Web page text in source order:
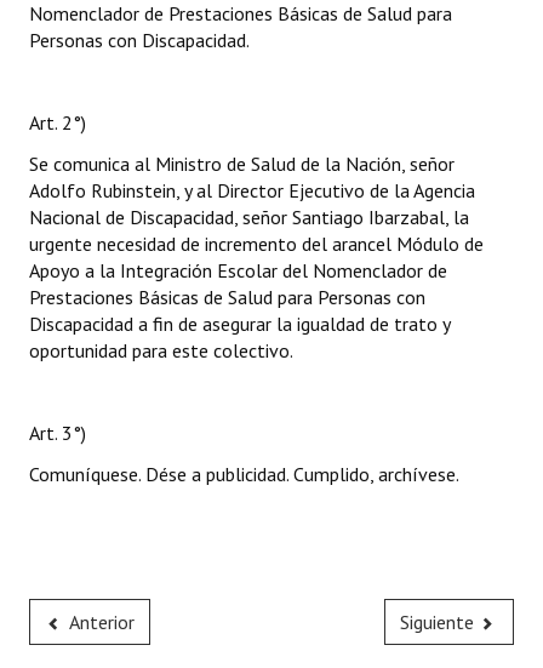
Nomenclador de Prestaciones Básicas de Salud para
Personas con Discapacidad.
Art. 2°)
Se comunica al Ministro de Salud de la Nación, señor
Adolfo Rubinstein, y al Director Ejecutivo de la Agencia
Nacional de Discapacidad, señor Santiago Ibarzabal, la
urgente necesidad de incremento del arancel Módulo de
Apoyo a la Integración Escolar del Nomenclador de
Prestaciones Básicas de Salud para Personas con
Discapacidad a fin de asegurar la igualdad de trato y
oportunidad para este colectivo.
Art. 3°)
Comuníquese. Dése a publicidad. Cumplido, archívese.
Anterior Siguiente